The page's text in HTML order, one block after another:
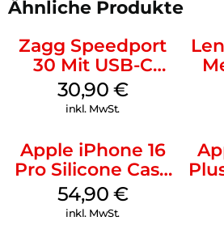
Ähnliche Produkte
Zagg Speedport
30 Mit USB-C
Kabel Weiß
30,90 €
inkl. MwSt.
Apple iPhone 16
Pro Silicone Case
MagSafe Black
54,90 €
inkl. MwSt.